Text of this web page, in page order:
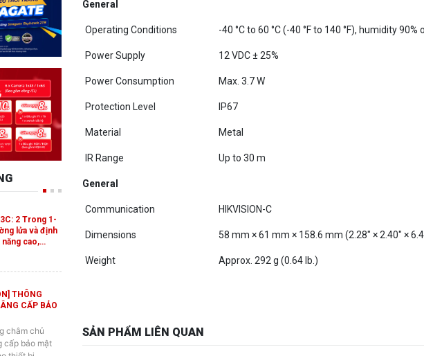
Operating Conditions
Power Supply 12 VDC ± 25%
Power Consumption Max. 3.7 W
Protection Level IP67
Material Metal
IR Range Up to 30 m
General
Communication
Dimensions 58 mm × 61 mm × 158.6 mm (2.28" × 2.40" ×
Weight Approx. 292 g (0.64 lb.)
2 Trong 1-
năng cao,…
THÔNG
châm chủ
bảo mật
thiết bị
sát